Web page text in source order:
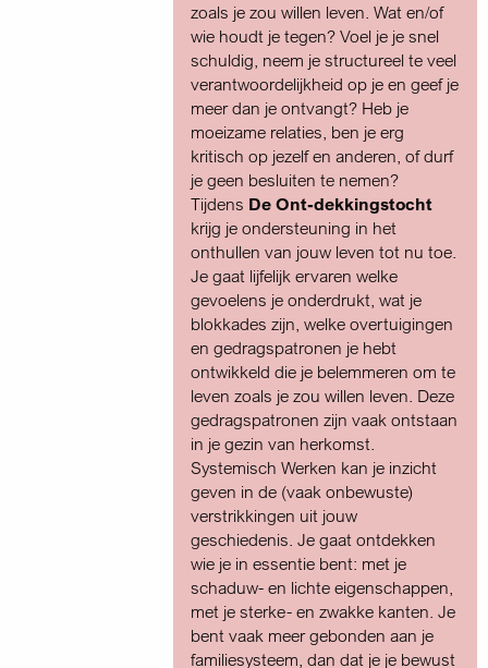
zoals je zou willen leven. Wat en/of
wie houdt je tegen? Voel je je snel
schuldig, neem je structureel te veel
verantwoordelijkheid op je en geef je
meer dan je ontvangt? Heb je
moeizame relaties, ben je erg
kritisch op jezelf en anderen, of durf
je geen besluiten te nemen?
Tijdens De Ont-dekkingstocht
krijg je ondersteuning in het
onthullen van jouw leven tot nu toe.
Je gaat lijfelijk ervaren welke
gevoelens je onderdrukt, wat je
blokkades zijn, welke overtuigingen
en gedragspatronen je hebt
ontwikkeld die je belemmeren om te
leven zoals je zou willen leven. Deze
gedragspatronen zijn vaak ontstaan
in je gezin van herkomst.
Systemisch Werken kan je inzicht
geven in de (vaak onbewuste)
verstrikkingen uit jouw
geschiedenis. Je gaat ontdekken
wie je in essentie bent: met je
schaduw- en lichte eigenschappen,
met je sterke- en zwakke kanten. Je
bent vaak meer gebonden aan je
familiesysteem, dan dat je je bewust